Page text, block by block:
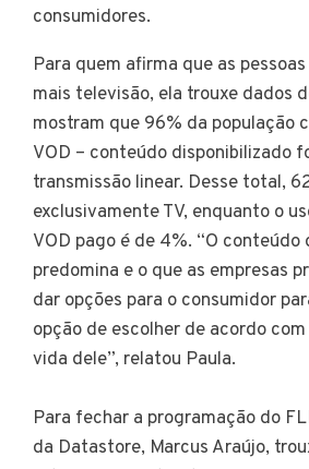
consumidores.
Para quem afirma que as
mais televisão, ela trouxe dados
mostram que 96% da população
VOD – conteúdo disponibilizado
transmissão linear. Desse total,
exclusivamente TV, enquanto o
VOD pago é de 4%. “O conteúdo
predomina e o que as empresas
dar opções para o consumidor
opção de escolher de acordo
vida dele”, relatou Paula.
Para fechar a programação do
da Datastore, Marcus Araújo,